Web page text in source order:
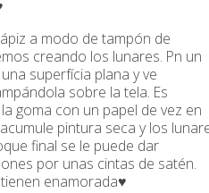
a modo de tampón de
creando los lunares. Pn un
superfícia plana y ve
sobre la tela. Es
goma con un papel de vez en
pintura seca y los
final se le puede dar
por unas cintas de satén.
enamorada♥